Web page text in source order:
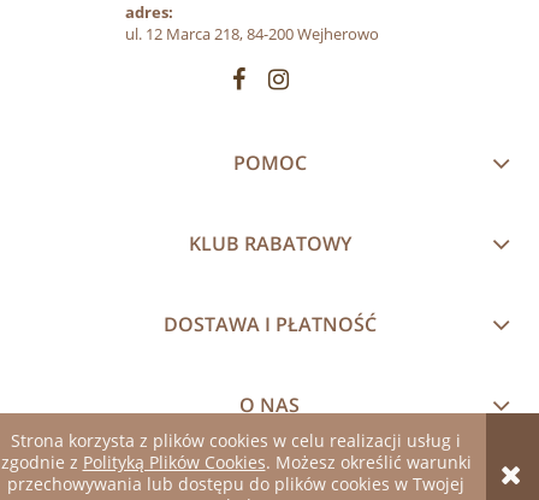
Strona korzysta z plików cookies w celu realizacji usług i
zgodnie z Polityką Plików Cookies. Możesz określić warunki
przechowywania lub dostępu do plików cookies w Twojej
adres:
ul. 12 Marca 218, 84-200 Wejherowo
POMOC
KLUB RABATOWY
DOSTAWA I PŁATNOŚĆ
O NAS
pokaż pełną wersję strony